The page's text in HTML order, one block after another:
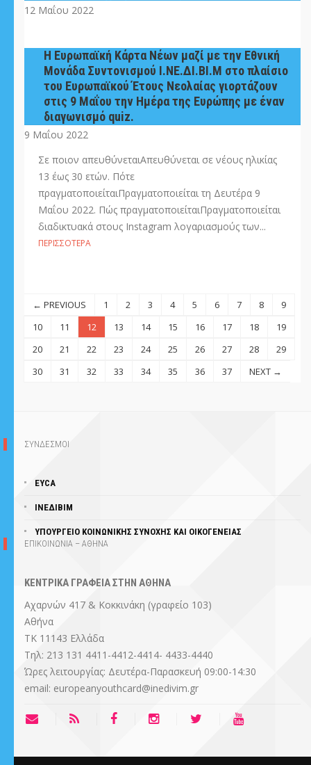
12 Μαΐου 2022
Η Ευρωπαϊκή Κάρτα Νέων μαζί με την Εθνική
Μονάδα Συντονισμού Ι.ΝΕ.ΔΙ.ΒΙ.Μ στο πλαίσιο
του Ευρωπαϊκού Έτους Νεολαίας γιορτάζουν
στις 9 Μαΐου την Ημέρα της Ευρώπης με έναν
διαγωνισμό quiz.
9 Μαΐου 2022
Σε ποιον απευθύνεταιΑπευθύνεται σε νέους ηλικίας
13 έως 30 ετών. Πότε
πραγματοποιείταιΠραγματοποιείται τη Δευτέρα 9
Μαΐου 2022. Πώς πραγματοποιείταιΠραγματοποιείται
διαδικτυακά στους Instagram λογαριασμούς των...
ΠΕΡΙΣΣΌΤΕΡΑ
← PREVIOUS 1 2 3 4 5 6 7 8
9
10
11 12 13 14 15 16 17 18
19
20
21 22 23 24 25 26 27 28
29
30
31 32 33 34 35 36 37 NEXT →
ΣΥΝΔΕΣΜΟΙ
EYCA
ΙΝΕΔΙΒΙΜ
ΥΠΟΥΡΓΕΊΟ ΚΟΙΝΩΝΙΚΗΣ ΣΥΝΟΧΗΣ ΚΑΙ ΟΙΚΟΓΕΝΕΙΑΣ
ΕΠΙΚΟΙΝΩΝΙΑ – ΑΘΗΝΑ
ΚΕΝΤΡΙΚΑ ΓΡΑΦΕΙΑ ΣΤΗΝ ΑΘΗΝΑ
Αχαρνών 417 & Κοκκινάκη (γραφείο 103)
Αθήνα
ΤΚ 11143 Ελλάδα
Τηλ: 213 131 4411-4412-4414- 4433-4440
Ώρες λειτουργίας: Δευτέρα-Παρασκευή 09:00-14:30
email: europeanyouthcard@inedivim.gr